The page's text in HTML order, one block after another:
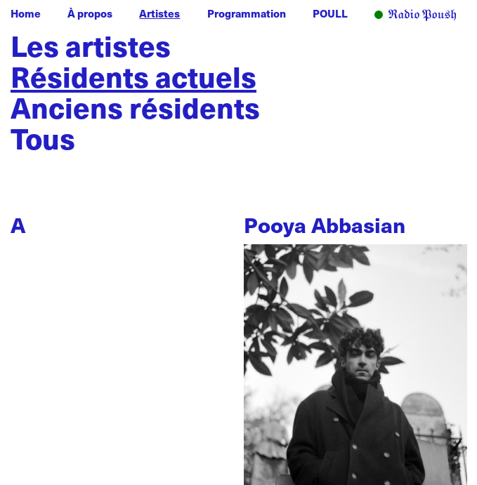
Home À propos Artistes Programmation POULL
Les artistes
Résidents actuels
Anciens résidents
Tous
A Pooya Abbasian